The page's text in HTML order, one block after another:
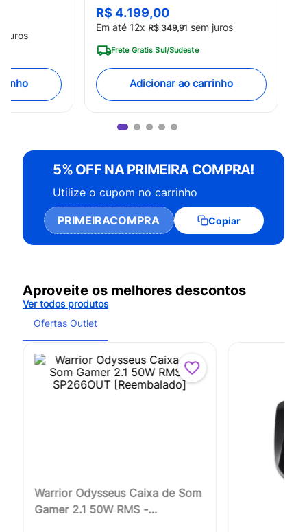
juros
R$4.199,00
Em até 12x R$ 349,91 sem juros
Frete Gratis Sul/Sudeste
Adicionar ao carrinho
5% OFF NA PRIMEIRA COMPRA!
Utilize o cupom no carrinho
PRIMEIRACOMPRA Copiar
Aproveite os melhores descontos
Ver todos produtos
Ofertas Outlet
Warrior Odysseus Caixa de Som
Gamer 2.1 50W RMS -